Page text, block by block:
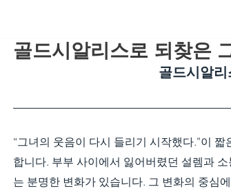
골드시알리스로 되찾은
골드시알
“그녀의 웃음이 다시 들리기 시작했다.”이
합니다. 부부 사이에서 잃어버렸던 설렘과
는 분명한 변화가 있습니다. 그 변화의 중심에